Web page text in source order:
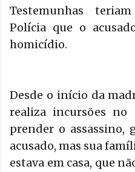
Testemunhas
Polícia que o
homicídio.
Desde o início da
realiza incursões
prender o assassino,
acusado, mas sua
estava em casa, que